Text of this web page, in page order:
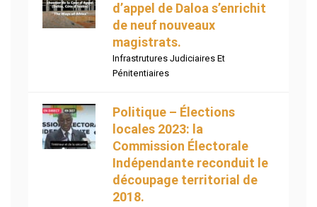
d’appel de Daloa s’enrichit
de neuf nouveaux
magistrats.
Infrastrutures Judiciaires Et
Pénitentiaires
Politique – Élections
locales 2023: la
Commission Électorale
Indépendante reconduit le
découpage territorial de
2018.